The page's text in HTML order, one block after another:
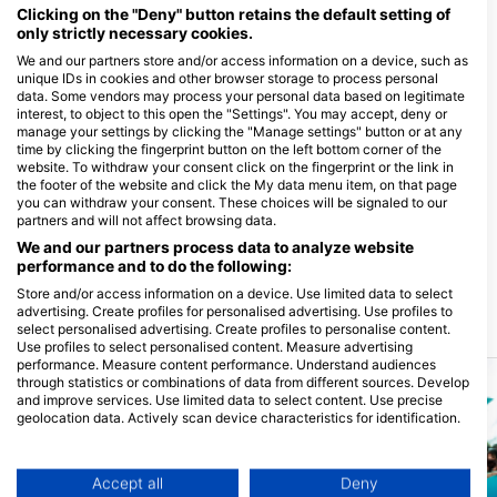
локацији
VOODOO DIVING CENTER
Lala-o San Juan Siquijor, 6227 San
Juan, Siquijor, Negros -
ФИЛИПИНИ
BLUE DREAM DIVE, KITE &
WING RESORT
MANAGEMENT, BLUE
DREAM DIVE, KITE & WING
RESORT
Timbaon, 6227 Siquijor, Negros -
ФИЛИПИНИ
Ронилачке локације у близини
Clicking on the "Deny" button retains the default setting of
only strictly necessary cookies.
We and our partners store and/or access information on a device, such as
unique IDs in cookies and other browser storage to process personal
data. Some vendors may process your personal data based on legitimate
interest, to object to this open the "Settings". You may accept, deny or
manage your settings by clicking the "Manage settings" button or at any
time by clicking the fingerprint button on the left bottom corner of the
website. To withdraw your consent click on the fingerprint or the link in
the footer of the website and click the My data menu item, on that page
you can withdraw your consent. These choices will be signaled to our
partners and will not affect browsing data.
We and our partners process data to analyze website
performance and to do the following:
Store and/or access information on a device. Use limited data to select
advertising. Create profiles for personalised advertising. Use profiles to
select personalised advertising. Create profiles to personalise content.
Use profiles to select personalised content. Measure advertising
performance. Measure content performance. Understand audiences
through statistics or combinations of data from different sources. Develop
and improve services. Use limited data to select content. Use precise
geolocation data. Actively scan device characteristics for identification.
Data may be shared outside of the European Union and send to the USA.
Accept all Deny